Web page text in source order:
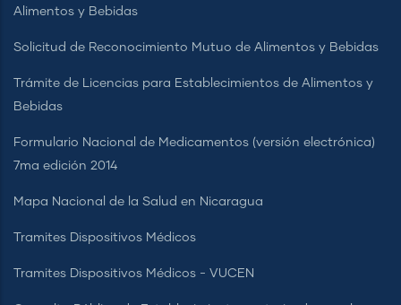
Alimentos y Bebidas
Solicitud de Reconocimiento Mutuo de Alimentos y Bebidas
Trámite de Licencias para Establecimientos de Alimentos y
Bebidas
Formulario Nacional de Medicamentos (versión electrónica)
7ma edición 2014
Mapa Nacional de la Salud en Nicaragua
Tramites Dispositivos Médicos
Tramites Dispositivos Médicos - VUCEN